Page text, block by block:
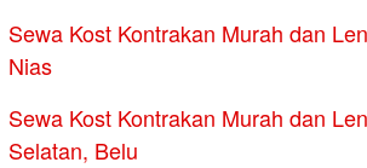
Sewa Kost Kontrakan Murah dan
Nias
Sewa Kost Kontrakan Murah dan
Selatan, Belu